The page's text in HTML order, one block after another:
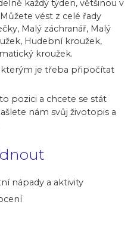
každý týden, většinou v
vést z celé řady
Malý záchranář, Malý
Hudební kroužek,
kroužek.
kterým je třeba připočítat
pozici a chcete se stát
nám svůj životopis a
nápady a aktivity